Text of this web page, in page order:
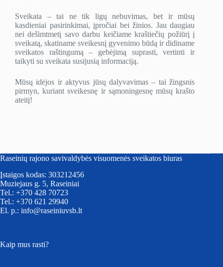
Sveikata – tai ne tik ligų nebuvimas, bet ir mūsų
kasdieniai pasirinkimai, įpročiai bei žinios. Jau daugiau
nei dešimtmetį savo darbu keičiame kraštiečių požiūrį į
sveikatą, skatiname sveikesnį gyvenimo būdą ir didiname
sveikatos raštingumą – gebėjimą suprasti, vertinti ir
taikyti su sveikata susijusią informaciją.
Mūsų idėjos ir aktyvus jūsų dalyvavimas – tai žingsnis
pirmyn, kuriant sveikesnę ir sąmoningesnę mūsų krašto
ateitį!
Raseinių rajono savivaldybės visuomenės sveikatos biuras
Įstaigos kodas: 303212456
Muziejaus g. 5, Raseiniai
Tel.: +370 428 70723
Tel.: +370 621 29940
El. p.: info@raseiniuvsb.lt
Kaip mus rasti?